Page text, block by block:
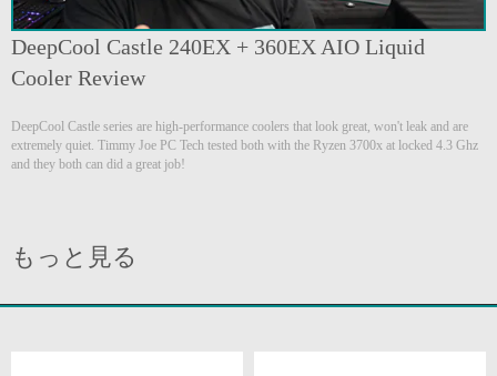
DeepCool Castle 240EX + 360EX AIO Liquid
Cooler Review
DeepCool Castle series are high-performance coolers that look great, won't leak and are
extremely quiet. Timmy Joe PC Tech tested both with the Ryzen 3700x at locked 4.3 Ghz
and they both can did a great job!
もっと見る